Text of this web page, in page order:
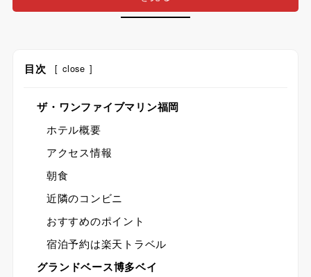
目次 [ close ]
ザ・ワンファイブマリン福岡
ホテル概要
アクセス情報
朝食
近隣のコンビニ
おすすめのポイント
宿泊予約は楽天トラベル
グランドベース博多ベイ